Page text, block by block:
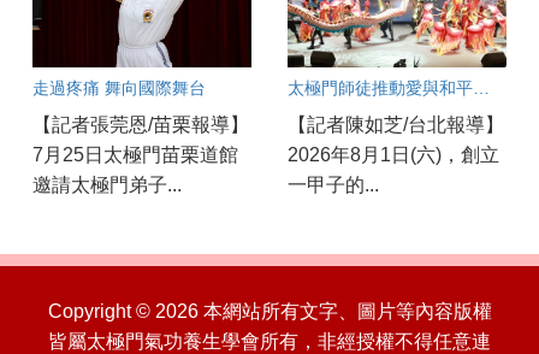
走過疼痛 舞向國際舞台
【記者張莞恩/苗栗報導】
7月25日太極門苗栗道館
邀請太極門弟子...
太極門師徒推動愛與和平一甲子
【記者陳如芝/台北報導】
2026年8月1日(六)，創立
一甲子的...
Copyright © 2026 本網站所有文字、圖片等內容版權
皆屬太極門氣功養生學會所有，非經授權不得任意連